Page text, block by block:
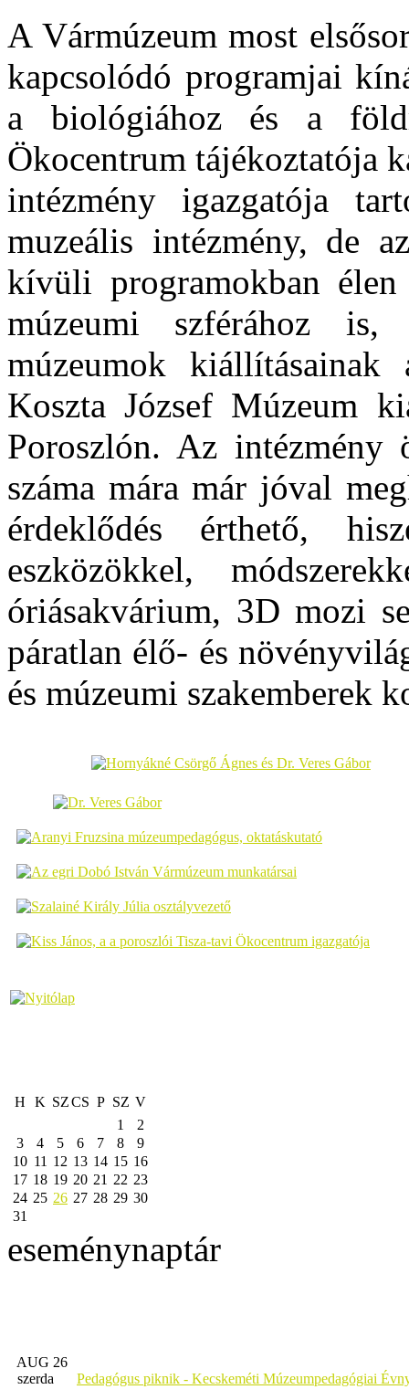
A Vármúzeum most
kapcsolódó programjai
a biológiához és a
Ökocentrum tájékoztatója
intézmény igazgatója
muzeális intézmény, de
kívüli programokban
múzeumi szférához is,
múzeumok
Koszta József Múzeum
Poroszlón. Az
száma mára már jóval
érdeklődés érthető,
eszközökkel,
óriásakvárium, 3D mozi
páratlan élő- és
és múzeumi szakemberek
H K SZCS P SZ V
1
2
3
4 5 6 7 8
9
10 11 12 13 14 15 16
17 18 19 20 21 22 23
24 25 26 27 28 29 30
31
eseménynaptár
AUG 26
szerda
Pedagógus piknik - Kecskeméti Múzeumpedagógiai